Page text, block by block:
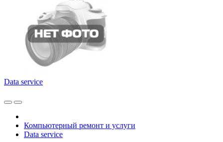
Data service
Компьютерный ремонт и услуги
Data service